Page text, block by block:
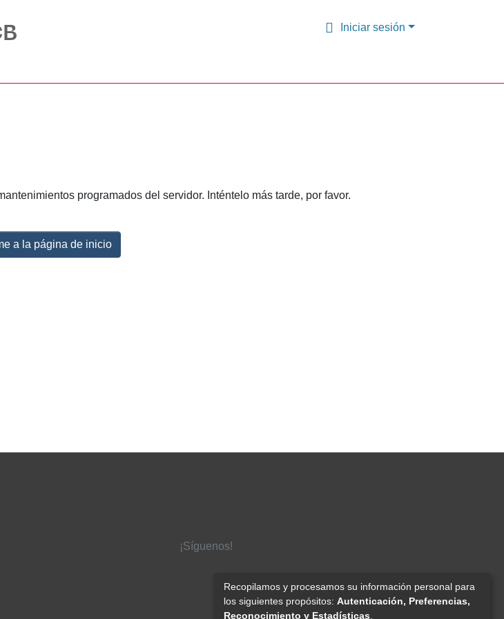
Iniciar sesión
programados del servidor. Inténtelo más tarde, por favor.
a la página de inicio
¡Síguenos!
Recopilamos y procesamos su información personal para
los siguientes propósitos: Autenticación, Preferencias,
Reconocimiento y Estadísticas